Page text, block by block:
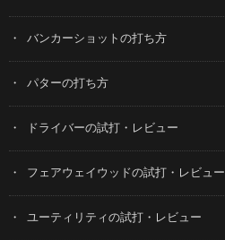
バンカーショットの打ち方
パターの打ち方
ドライバーの試打・レビュー
フェアウェイウッドの試打・レビュー
ユーティリティの試打・レビュー